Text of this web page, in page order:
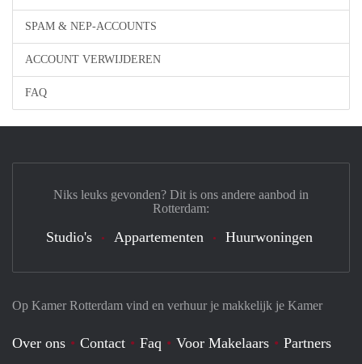
SPAM & NEP-ACCOUNTS
ACCOUNT VERWIJDEREN
FAQ
Op Kamer Rotterdam vind en verhuur je makkelijk je Kamer
Over ons Contact Faq Voor Makelaars Partners
Niks leuks gevonden? Dit is ons andere aanbod in
Rotterdam:
Studio's Appartementen Huurwoningen